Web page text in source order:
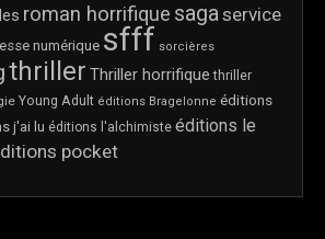
roman horrifique sagaservice
numérique sfff sorcières
thriller Thriller horrifique thriller
Young Adult éditions Bragelonne éditions
j'ai lu éditions l'alchimiste éditions le
pocket